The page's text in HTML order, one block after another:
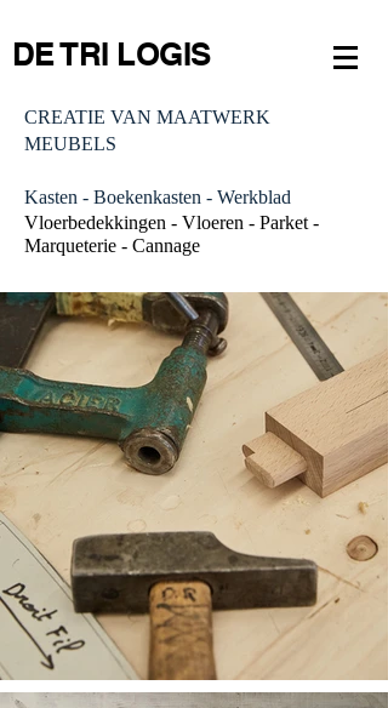
DE TRI LOGIS
CREATIE VAN MAATWERK
MEUBELS
Kasten - Boekenkasten - Werkblad
Vloerbedekkingen - Vloeren - Parket -
Marqueterie - Cannage